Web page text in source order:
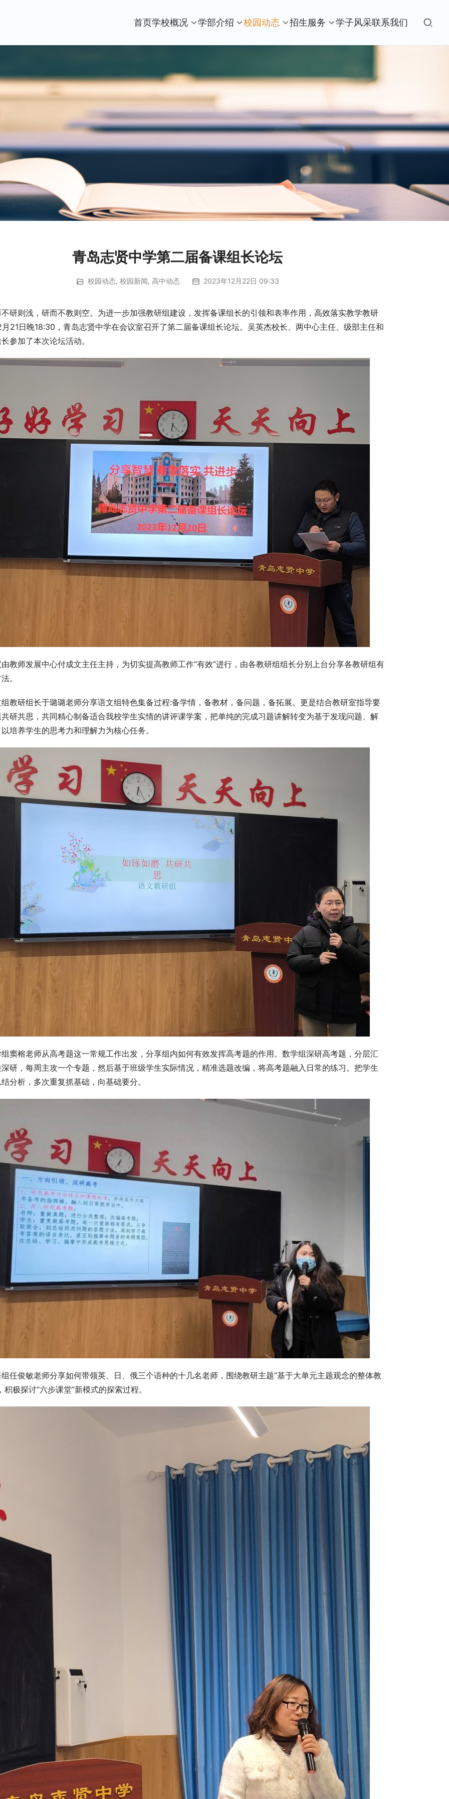
首页学校概况 学部介绍 校园动态 招生服务 学子风采联系我们
青岛志贤中学第二届备课组长论坛
校园动态, 校园新闻, 高中动态 2023年12月22日 09:33
研则浅，研而不教则空。为进一步加强教研组建设，发挥备课组长的引领和表率作用，高效落实教学教研
月21日晚18:30，青岛志贤中学在会议室召开了第二届备课组长论坛。吴英杰校长、两中心主任、级部主任和
参加了本次论坛活动。
教师发展中心付成文主任主持，为切实提高教师工作“有效”进行，由各教研组组长分别上台分享各教研组有
。
教研组长于璐璐老师分享语文组特色集备过程:备学情，备教材，备问题，备拓展。更是结合教研室指导要
研共思，共同精心制备适合我校学生实情的讲评课学案，把单纯的完成习题讲解转变为基于发现问题、解
培养学生的思考力和理解力为核心任务。
窦榕老师从高考题这一常规工作出发，分享组内如何有效发挥高考题的作用。数学组深研高考题，分层汇
研，每周主攻一个专题，然后基于班级学生实际情况，精准选题改编，将高考题融入日常的练习。把学生
分析，多次重复抓基础，向基础要分。
任俊敏老师分享如何带领英、日、俄三个语种的十几名老师，围绕教研主题“基于大单元主题观念的整体教
积极探讨“六步课堂”新模式的探索过程。